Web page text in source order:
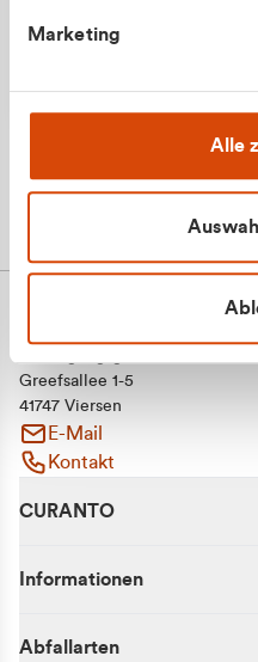
Marketing
Alle
Greefsallee 1-5
41747 Viersen
E-Mail
Kontakt
CURANTO
Informationen
Abfallarten